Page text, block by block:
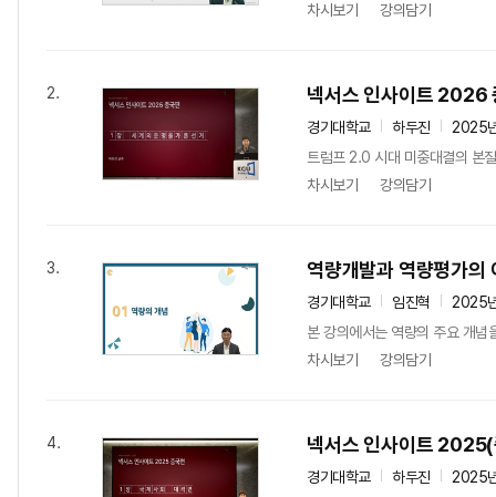
차시보기
강의담기
2. 넥서스 인사이트 2026
경기대학교 하두진
2025
트럼프 2.0 시대 미중대결의 본
차시보기
강의담기
3. 역량개발과 역량평가의
경기대학교 임진혁
2025
본 강의에서는 역량의 주요 개념
차시보기
강의담기
4. 넥서스 인사이트
경기대학교 하두진
2025